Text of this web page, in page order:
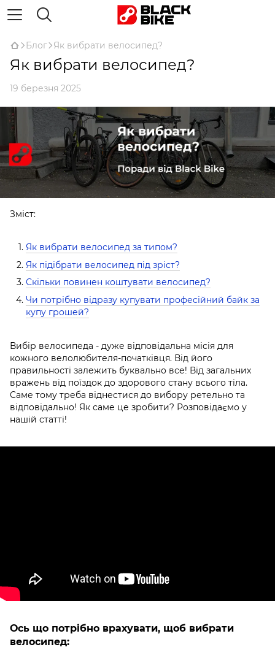
Блог Як вибрати велосипед?
Як вибрати велосипед?
19 березня 2025
Зміст:
Як вибрати велосипед за типом?
Як підібрати велосипед під зріст?
Скільки повинен коштувати велосипед?
Чи потрібно відразу купувати професійний байк за
купу грошей?
Вибір велосипеда - дуже відповідальна місія для
кожного велолюбителя-початківця. Від його
правильності залежить буквально все! Від загальних
вражень від поїздок до здорового стану всього тіла.
Саме тому треба віднестися до вибору ретельно та
відповідально! Як саме це зробити? Розповідаємо у
нашій статті!
Ось що потрібно врахувати, щоб вибрати
велосипед: